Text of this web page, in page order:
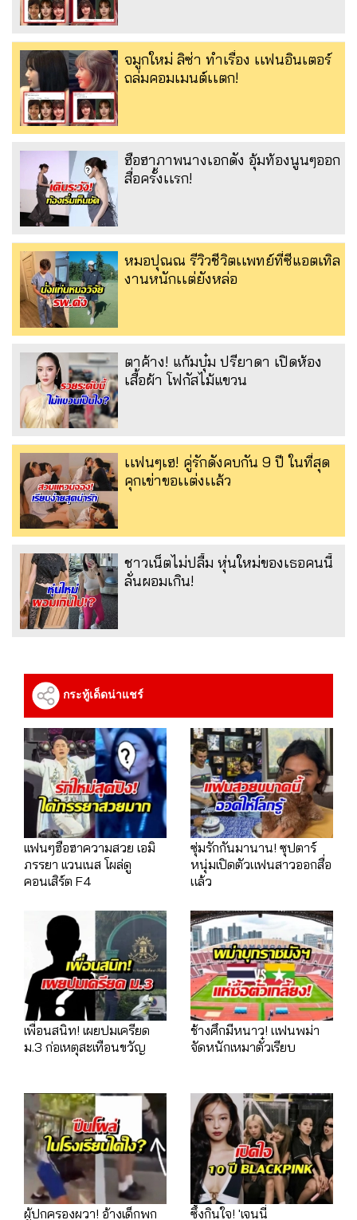
จมูกใหม่ ลิซ่า ทำเรื่อง เเฟนอินเตอร์
ถล่มคอมเมนต์เเตก!
ฮือฮาภาพนางเอกดัง อุ้มท้องนูนๆออก
สื่อครั้งเเรก!
หมอปุณณ รีวิวชีวิตเเพทย์ที่ซีแอตเทิล
งานหนักเเต่ยังหล่อ
ตาค้าง! แก้มบุ๋ม ปรียาดา เปิดห้อง
เสื้อผ้า โฟกัสไม้แขวน
เเฟนๆเฮ! คู่รักดังคบกัน 9 ปี ในที่สุด
คุกเข่าขอเเต่งเเล้ว
ชาวเน็ตไม่ปลื้ม หุ่นใหม่ของเธอคนนี้
ลั่นผอมเกิน!
กระทู้เด็ดน่าแชร์
เเฟนๆฮือฮาความสวย เอมิ
ภรรยา เเวนเนส โผล่ดู
คอนเสิร์ต F4
ซุ่มรักกันมานาน! ซุปตาร์
หนุ่มเปิดตัวแฟนสาวออกสื่อ
แล้ว
เพื่อนสนิท! เผยปมเครียด
ม.3 ก่อเหตุสะเทือนขวัญ
ช้างศึกมีหนาว! แฟนพม่า
จัดหนักเหมาตั๋วเรียบ
ผู้ปกครองผวา! อ้างเด็กพก
ซึ้งกินใจ! 'เจนนี่